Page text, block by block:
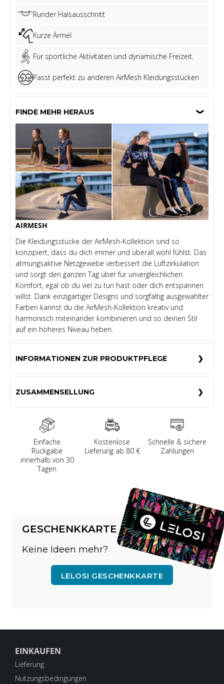
Runder Halsausschnitt
Kurze Ärmel
Für sportliche Aktivitäten und dynamische Freizeit.
Passt perfekt zu anderen AirMesh Kleidungsstücken
FINDE MEHR HERAUS
AIRMESH
Die Kleidungsstücke der AirMesh-Kollektion sind so
konzipiert, dass du dich immer und überall wohl fühlst. Das
atmungsaktive Netzgewebe verbessert die Luftzirkulation
und sorgt den ganzen Tag über für unvergleichlichen
Komfort, egal ob du viel zu tun hast oder dich entspannen
willst. Dank einzigartiger Designs und sorgfältig ausgewählter
Farben kannst du die AirMesh-Kollektion kreativ und
harmonisch miteinander kombinieren und so deinen Stil
auf ein höheres Niveau heben.
INFORMATIONEN ZUR PRODUKTPFLEGE
ZUSAMMENSELLUNG
Einfache
Rückgabe
innerhalb von 30
Tagen
Kostenlose
Lieferung ab 80 €
Schnelle & sichere
Zahlungen
GESCHENKKARTE
Keine Ideen mehr?
LELOSI GESCHENKKARTE
EINKAUFEN
Lieferung
Nutzungsbedingungen